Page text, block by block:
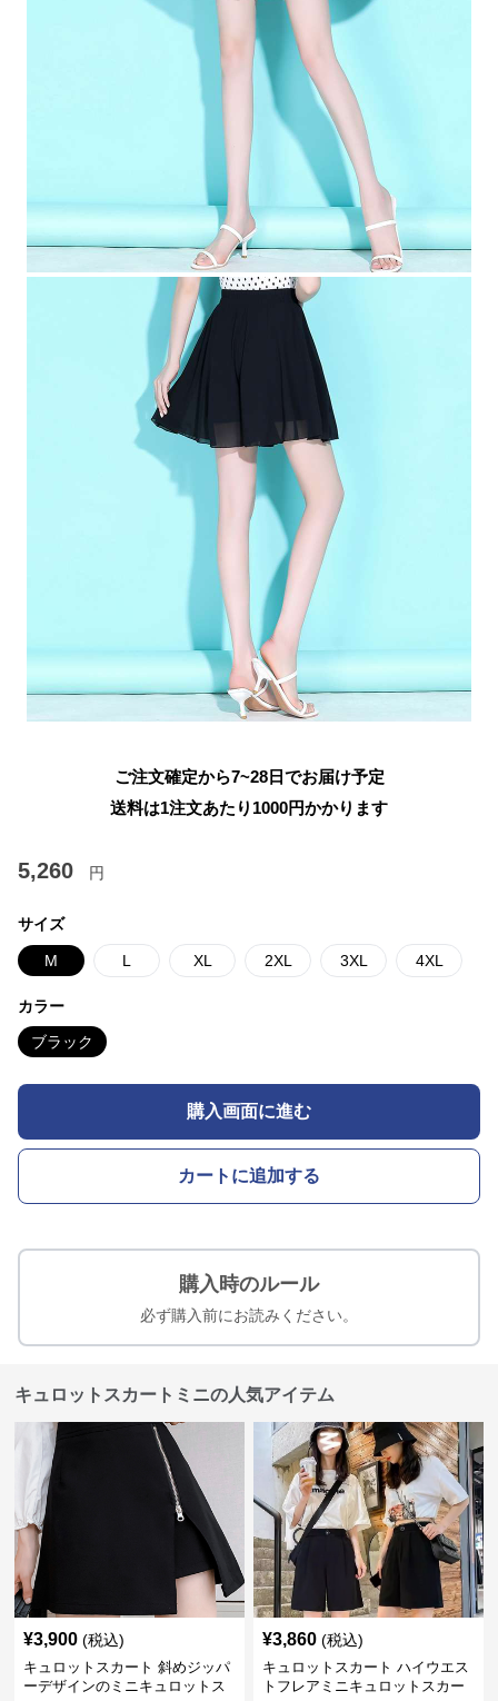
ご注文確定から7~28日でお届け予定
送料は1注文あたり 1000円かかります
5,260 円
サイズ
M L XL 2XL 3XL 4XL
カラー
ブラック
購入画面に進む
カートに追加する
購入時のルール
必ず購入前にお読みください。
キュロットスカートミニの人気アイテム
¥3,900 (税込)
キュロットスカート 斜めジッパ
ーデザインのミニキュロットス
¥3,860 (税込)
キュロットスカート ハイウエス
トフレアミニキュロットスカー